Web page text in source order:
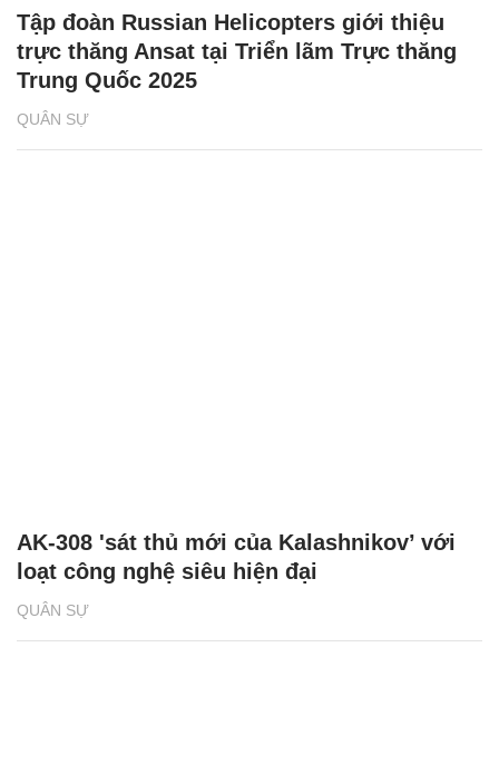
QUÂN SỰ
Tập đoàn Russian Helicopters giới thiệu
trực thăng Ansat tại Triển lãm Trực thăng
Trung Quốc 2025
QUÂN SỰ
AK-308 'sát thủ mới của Kalashnikov’ với
loạt công nghệ siêu hiện đại